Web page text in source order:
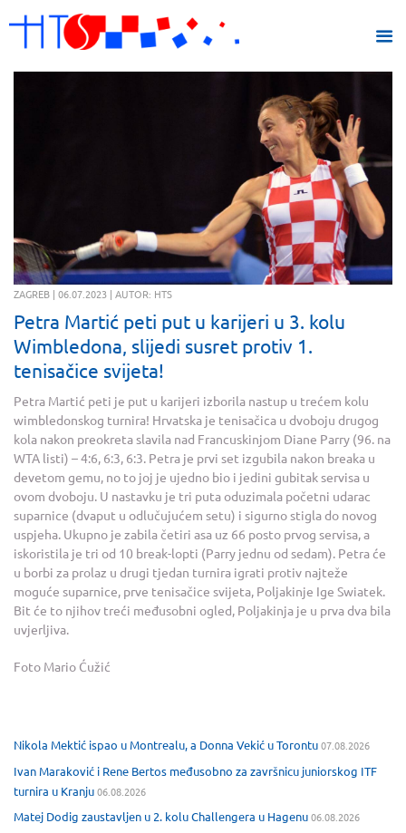
ZAGREB | 06.07.2023 | AUTOR: HTS
Petra Martić peti put u karijeri u 3. kolu
Wimbledona, slijedi susret protiv 1.
tenisačice svijeta!
Petra Martić peti je put u karijeri izborila nastup u trećem kolu
wimbledonskog turnira! Hrvatska je tenisačica u dvoboju drugog
kola nakon preokreta slavila nad Francuskinjom Diane Parry (96. na
WTA listi) – 4:6, 6:3, 6:3. Petra je prvi set izgubila nakon breaka u
devetom gemu, no to joj je ujedno bio i jedini gubitak servisa u
ovom dvoboju. U nastavku je tri puta oduzimala početni udarac
suparnice (dvaput u odlučujućem setu) i sigurno stigla do novog
uspjeha. Ukupno je zabila četiri asa uz 66 posto prvog servisa, a
iskoristila je tri od 10 break-lopti (Parry jednu od sedam). Petra će
u borbi za prolaz u drugi tjedan turnira igrati protiv najteže
moguće suparnice, prve tenisačice svijeta, Poljakinje Ige Swiatek.
Bit će to njihov treći međusobni ogled, Poljakinja je u prva dva bila
uvjerljiva.
Foto Mario Ćužić
Nikola Mektić ispao u Montrealu, a Donna Vekić u Torontu07.08.2026
Ivan Maraković i Rene Bertos međusobno za završnicu juniorskog ITF
turnira u Kranju06.08.2026
Matej Dodig zaustavljen u 2. kolu Challengera u Hagenu06.08.2026